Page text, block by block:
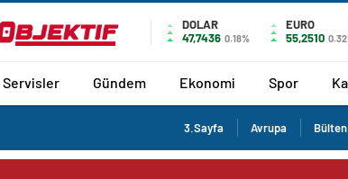
DOLAR
47,7436 0.18%
EURO
55,2510
Servisler Gündem Ekonomi Spor
3.Sayfa Avrupa Bülten